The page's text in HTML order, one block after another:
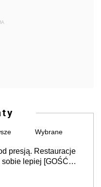
Wybrane
presją. Restauracje
sobie lepiej [GOŚĆ